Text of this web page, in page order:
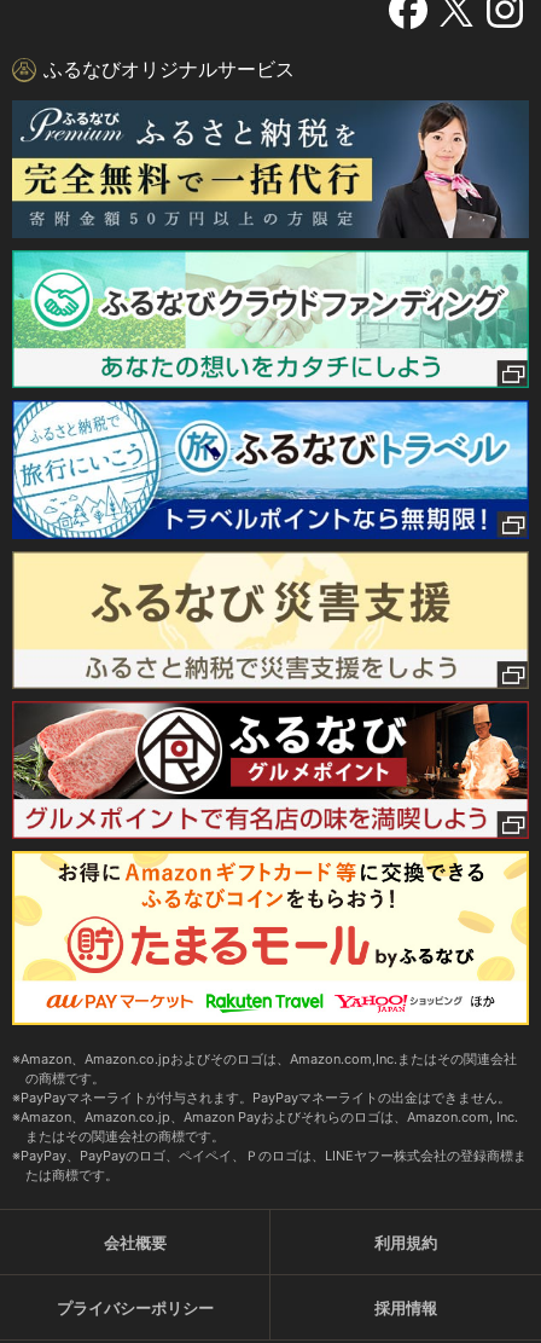
ふるなびオリジナルサービス
Amazon、Amazon.co.jpおよびそのロゴは、Amazon.com,Inc.またはその関連会社
の商標です。
PayPayマネーライトが付与されます。PayPayマネーライトの出金はできません。
Amazon、Amazon.co.jp、Amazon Payおよびそれらのロゴは、Amazon.com, Inc.
またはその関連会社の商標です。
PayPay、PayPayのロゴ、ペイペイ、Ｐのロゴは、LINEヤフー株式会社の登録商標ま
たは商標です。
会社概要 利用規約
プライバシーポリシー 採用情報